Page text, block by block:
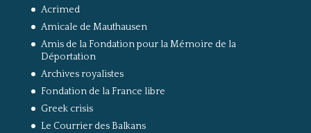
Acrimed
Amicale de Mauthausen
Amis de la Fondation pour la Mémoire de la
Déportation
Archives royalistes
Fondation de la France libre
Greek crisis
Le Courrier des Balkans